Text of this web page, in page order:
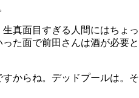
真面目すぎる人間にはちょっ
た面で前田さんは酒が必要と
からね。デッドプールは。そ